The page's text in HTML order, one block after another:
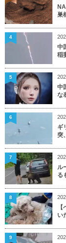
巣
中
稲
4
中
な
5
ギ
突
6
ル
る
7
い
8
9